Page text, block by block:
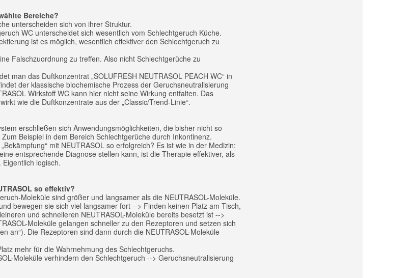
Bereiche?
unterscheiden sich von ihrer Struktur.
WC unterscheidet sich wesentlich vom Schlechtgeruch Küche.
ist es möglich, wesentlich effektiver den Schlechtgeruch zu
Falschzuordnung zu treffen. Also nicht Schlechtgerüche zu
man das Duftkonzentrat „SOLUFRESH NEUTRASOL PEACH WC“ in
der klassische biochemische Prozess der Geruchsneutralisierung
Wirkstoff WC kann hier nicht seine Wirkung entfalten. Das
wie die Duftkonzentrate aus der „Classic/Trend-Linie“.
erschließen sich Anwendungsmöglichkeiten, die bisher nicht so
Beispiel in dem Bereich Schlechtgerüche durch Inkontinenz.
mit NEUTRASOL so erfolgreich? Es ist wie in der Medizin:
entsprechende Diagnose stellen kann, ist die Therapie effektiver, als
logisch.
so effektiv?
Moleküle sind größer und langsamer als die NEUTRASOL-Moleküle.
bewegen sie sich viel langsamer fort --> Finden keinen Platz am Tisch,
und schnelleren NEUTRASOL-Moleküle bereits besetzt ist -->
Moleküle gelangen schneller zu den Rezeptoren und setzen sich
an“). Die Rezeptoren sind dann durch die NEUTRASOL-Moleküle
mehr für die Wahrnehmung des Schlechtgeruchs.
Moleküle verhindern den Schlechtgeruch --> Geruchsneutralisierung